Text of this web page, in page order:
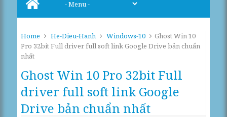
Home He-Dieu-Hanh Windows-10
Ghost Win 10
Pro 32bit Full driver full soft link Google Drive bản chuẩn
nhất
Ghost Win 10 Pro 32bit Full
driver full soft link Google
Drive bản chuẩn nhất